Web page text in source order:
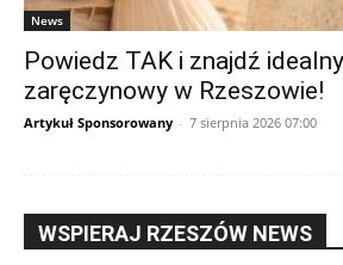
News
Powiedz TAK i znajdź
zaręczynowy w Rzeszowie!
Artykuł Sponsorowany - 7 sierpnia 2026 07:00
WSPIERAJ RZESZÓW NEWS